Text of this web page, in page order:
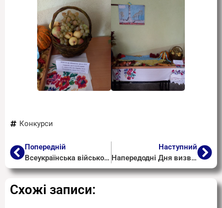
Конкурси
Попередній
Всеукраїнська військово-патріотична гра «Вояцький дух» 2021 року
Наступний
Напередодні Дня визволення Полтавщини від фашистських окупантів учні центру прибирали місця поховань Героїв Радянського Союзу
Схожі записи: